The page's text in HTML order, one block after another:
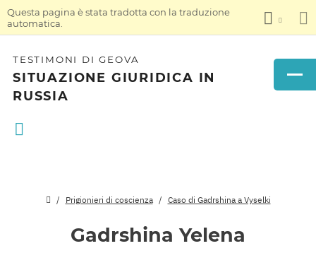
Questa pagina è stata tradotta con la traduzione
automatica.
TESTIMONI DI GEOVA
SITUAZIONE GIURIDICA IN
RUSSIA
Prigionieri di coscienza Caso di Gadrshina a Vyselki
Gadrshina Yelena